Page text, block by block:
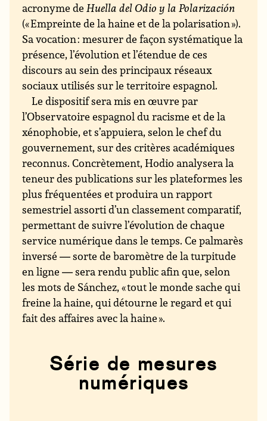
acronyme deHuella del Odio y la Polarización
(« Empreinte de la haine et de la polarisation »).
Sa vocation : mesurer de façon systématique la
présence, l’évolution et l’étendue de ces
discours au sein des principaux réseaux
sociaux utilisés sur le territoire espagnol.
Le dispositif sera mis en œuvre par
l’Observatoire espagnol du racisme et de la
xénophobie, et s’appuiera, selon le chef du
gouvernement, sur des critères académiques
reconnus. Concrètement, Hodio analysera la
teneur des publications sur les plateformes les
plus fréquentées et produira un rapport
semestriel assorti d’un classement comparatif,
permettant de suivre l’évolution de chaque
service numérique dans le temps. Ce palmarès
inversé — sorte de baromètre de la turpitude
en ligne — sera rendu public afin que, selon
les mots de Sánchez, « tout le monde sache qui
freine la haine, qui détourne le regard et qui
fait des affaires avec la haine ».
Série de mesures
numériques